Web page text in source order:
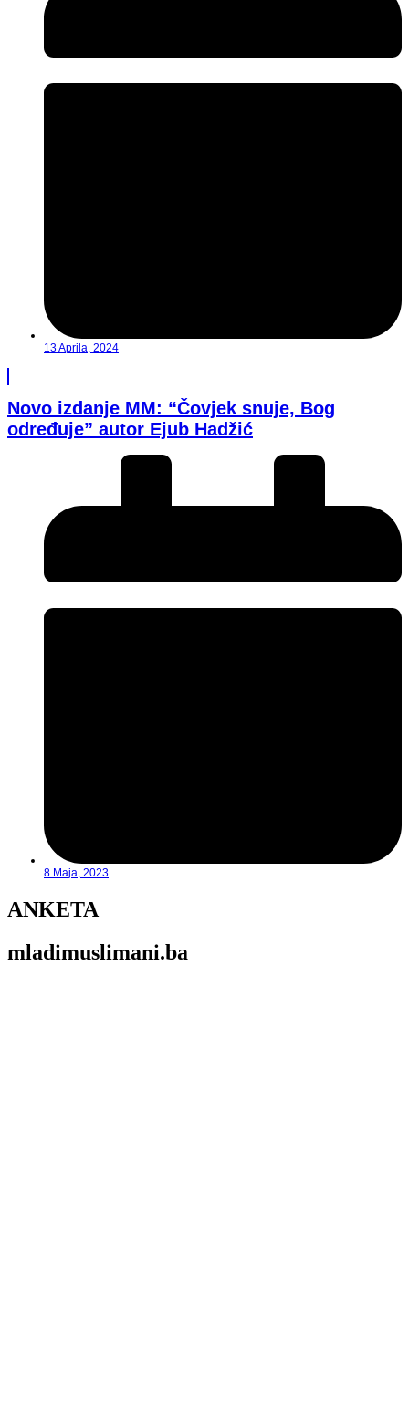
13 Aprila, 2024
Novo izdanje MM: “Čovjek snuje, Bog
određuje” autor Ejub Hadžić
8 Maja, 2023
ANKETA
mladimuslimani.ba